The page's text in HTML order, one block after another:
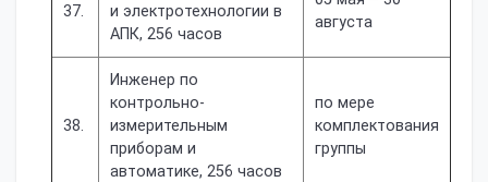
37.
и электротехнологии в
АПК, 256 часов
августа
38.
Инженер по
контрольно-
измерительным
приборам и
автоматике, 256 часов
по мере
комплектования
группы